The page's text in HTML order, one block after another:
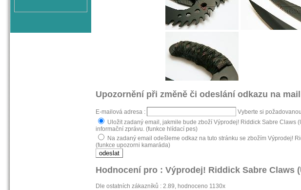
Upozornění při změně či odeslání odkazu na mail
E-mailová adresa :
Vyberte si
Uložit zadaný email, jakmile bude zboží Výprodej! Riddick Sabre Claws
informační zprávu. (funkce hlídací pes)
Na zadaný email odešleme odkaz na tuto stránku se zbožím Výprodej!
(funkce upozorni kamaráda)
Hodnocení pro : Výprodej! Riddick Sabre Claws
Dle ostatních zákazníků : 2.89, hodnoceno 1130x